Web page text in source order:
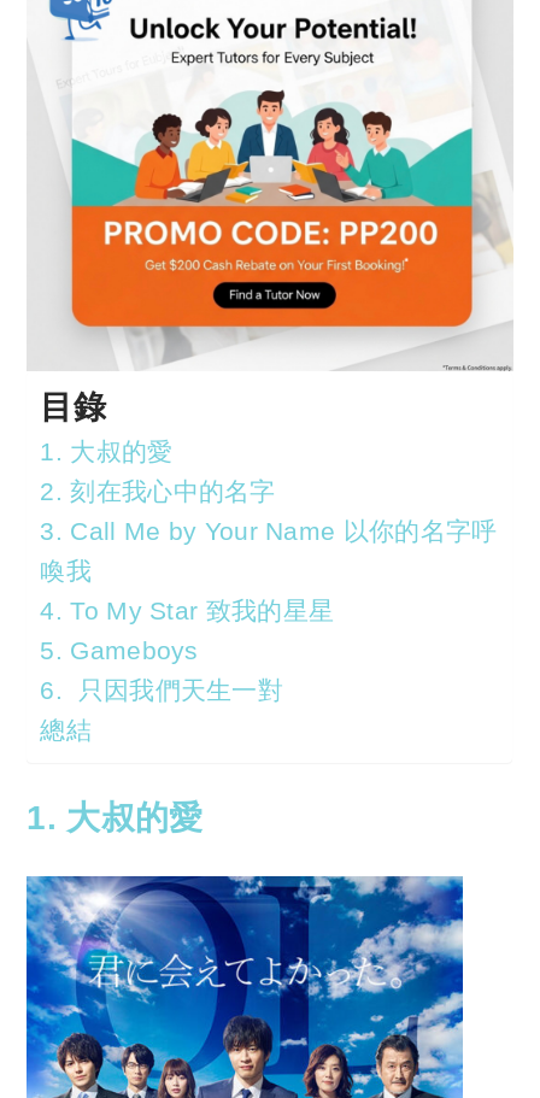
目錄
1. 大叔的愛
2. 刻在我心中的名字
3. Call Me by Your Name 以你的名字呼
喚我
4. To My Star 致我的星星
5. Gameboys
6. 只因我們天生一對
總結
1. 大叔的愛